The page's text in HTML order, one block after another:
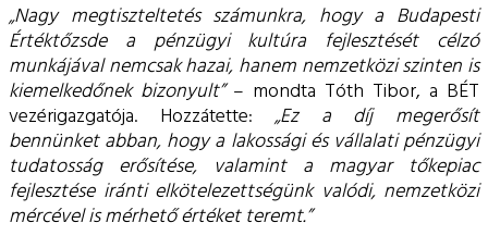
„Nagy megtiszteltetés számunkra, hogy a Budapesti
Értéktőzsde a pénzügyi kultúra fejlesztését célzó
munkájával nemcsak hazai, hanem nemzetközi szinten is
kiemelkedőnek bizonyult”– mondta Tóth Tibor, a BÉT
vezérigazgatója. Hozzátette:„Ez a díj megerősít
bennünket abban, hogy a lakossági és vállalati pénzügyi
tudatosság erősítése, valamint a magyar tőkepiac
fejlesztése iránti elkötelezettségünk valódi, nemzetközi
mércével is mérhető értéket teremt.”